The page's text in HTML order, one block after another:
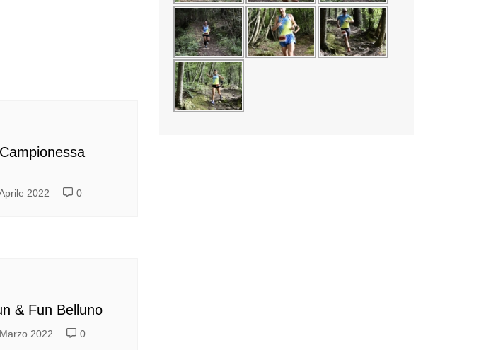
2022 0
& Fun Belluno
2022 0